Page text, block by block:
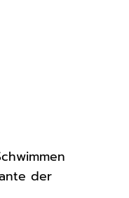
der